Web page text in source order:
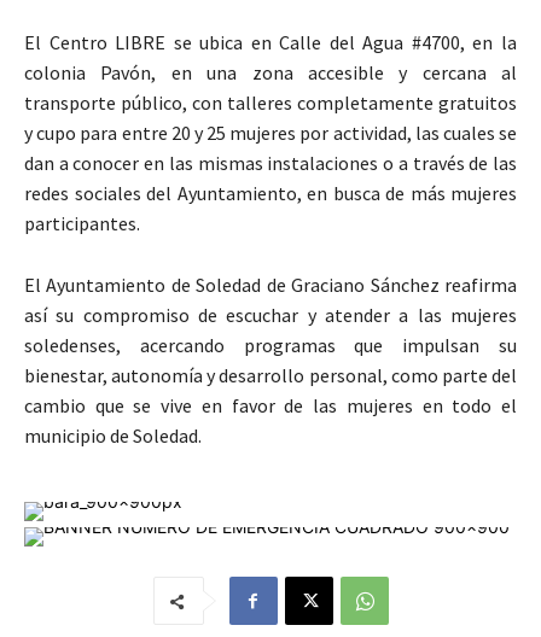
El Centro LIBRE se ubica en Calle del Agua #4700, en la
colonia Pavón, en una zona accesible y cercana al
transporte público, con talleres completamente gratuitos
y cupo para entre 20 y 25 mujeres por actividad, las cuales se
dan a conocer en las mismas instalaciones o a través de las
redes sociales del Ayuntamiento, en busca de más mujeres
participantes.
El Ayuntamiento de Soledad de Graciano Sánchez reafirma
así su compromiso de escuchar y atender a las mujeres
soledenses, acercando programas que impulsan su
bienestar, autonomía y desarrollo personal, como parte del
cambio que se vive en favor de las mujeres en todo el
municipio de Soledad.